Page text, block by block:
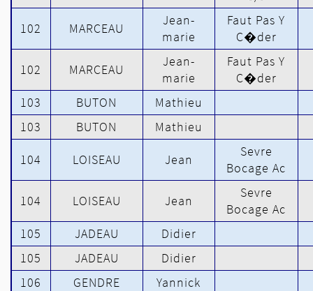
102 MARCEAU
Jean-
marie
Faut Pas Y
C�der
102 MARCEAU
Jean-
marie
Faut Pas Y
C�der
103
BUTON
Mathieu
103
BUTON Mathieu
104 LOISEAU Jean
Sevre
Bocage Ac
104 LOISEAU Jean
Sevre
Bocage Ac
105
JADEAU
Didier
105
JADEAU
Didier
106
GENDRE
Yannick